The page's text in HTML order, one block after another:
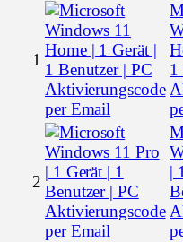
1
1
2
|